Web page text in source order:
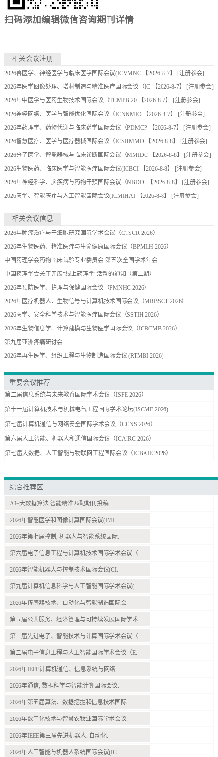
扫码添加编辑微信咨询期刊详情
相关会议注册
2026兽医学、神经医学与临床医学国际会议(ICVMNC【2026-8-7】 [注册参会]
2026年医学图像处理、增材制造与精准医疗国际会议（IC【2026-8-7】 [注册参会]
2026年中医学与医药生物技术国际会议（TCMPB 20【2026-8-7】 [注册参会]
2026神经网络、医学与智能优化国际会议（ICNNMIO【2026-8-7】 [注册参会]
2026年药理学、药物代谢与临床药学国际会议（PDMCP 【2026-8-7】 [注册参会]
2026智慧医疗、医学与医疗器械国际会议（ICSHMMD【2026-8-8】 [注册参会]
2026分子医学、智能器械与临床诊断国际会议（MMIDC【2026-8-8】 [注册参会]
2026生物医药、临床医学与智能医疗国际会议(ICBCI【2026-8-8】 [注册参会]
2026年神经科学、脑疾病与药物干预国际会议（NBDDI【2026-8-8】 [注册参会]
2026医学、智能医疗与人工智能国际会议(ICMIHAI【2026-8-8】 [注册参会]
相关会议信息
2026年肿瘤治疗与干细胞研究国际学术会议（CTSCR 2026）
2026年生物医药、精准医疗与生命健康国际会议（BPMLH 2026）
中国药理学会药物临床试验专业委员会 第五次全国学术年会
中国药理学会关于开展“线上药理学”活动的通知（第二期）
2026年预防医学、护理与保健国际会议（PMNHC 2026）
2026年医疗机器人、生物信号与计算机技术国际会议（MRBSCT 2026）
2026医学、安全科学技术与智能医疗国际会议（SSTIH 2026）
2026年生物信息学、计算建模与生物医学国际会议（ICBCMB 2026）
第九届亚洲疼痛研讨会
2026年再生医学、组织工程与生物制造国际会议 (RTMBI 2026)
重要会议推荐
第二届信息系统与未来教育国际学术会议（ISFE 2026）
第十一届计算机技术与机械电气工程国际学术论坛(ISCME 2026)
第七届计算机通信与网络安全国际学术会议（CCNS 2026）
第六届人工智能、机器人和通信国际会议（ICAIRC 2026）
第七届大数据、人工智能与物联网工程国际会议（ICBAIE 2026）
综合推荐区
AI+大数据算法 智能精准匹配期刊投稿
2026年智能医学和图像计算国际会议(IMI.
2026年第七届控制, 机器人与智能系统国际.
第六届电子信息工程与计算机技术国际学术会议（.
2026年智能机器人与控制技术国际会议(CI.
第九届计算机信息科学与人工智能国际学术会议(.
2026年传感器技术、自动化与智能制造国际会.
第五届公共服务、经济管理与可持续发展国际学术.
第二届先进电子、智能技术与计算国际学术会议（.
第二届电子信息工程与人工智能国际学术会议（E.
2026年IEEE计算机通信、信息系统与网络.
2026年通信, 数据科学与智能计算国际会议.
2026年第五届算法、数据挖掘和信息技术国际.
2026年数字化技术与智慧农牧业国际学术会议.
2026年IEEE第三届先进机器人, 自动化.
2026年人工智能与机器人系统国际会议(IC.